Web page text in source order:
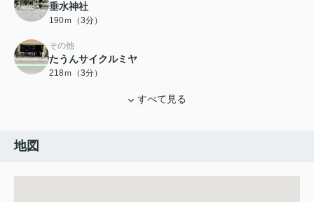
垂水神社
190ｍ（3分）
その他
たうんサイクルミヤ
218ｍ（3分）
すべて見る
地図